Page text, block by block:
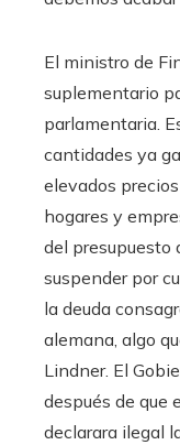
El ministro de
suplementario
parlamentaria.
cantidades ya
elevados
hogares y
del presupuesto
suspender por
la deuda
alemana, algo
Lindner. El
después de que
declarara ilegal